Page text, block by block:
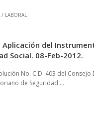
LABORAL
Aplicación del
Social. 08-Feb-2012.
No. C.D. 403 del Consejo
de Seguridad ...